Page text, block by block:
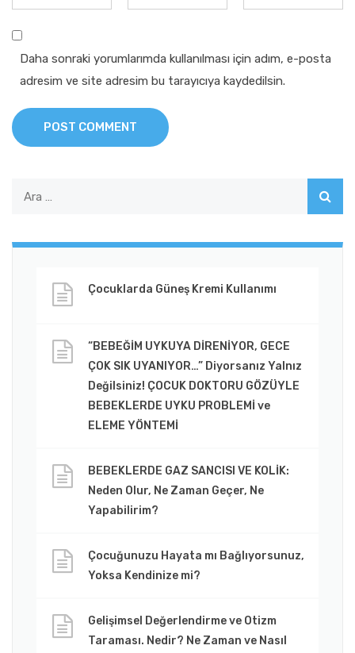
Daha sonraki yorumlarımda kullanılması için adım, e-posta
adresim ve site adresim bu tarayıcıya kaydedilsin.
POST COMMENT
Çocuklarda Güneş Kremi Kullanımı
“BEBEĞİM UYKUYA DİRENİYOR, GECE
ÇOK SIK UYANIYOR…” Diyorsanız Yalnız
Değilsiniz! ÇOCUK DOKTORU GÖZÜYLE
BEBEKLERDE UYKU PROBLEMİ ve
ELEME YÖNTEMİ
BEBEKLERDE GAZ SANCISI VE KOLİK:
Neden Olur, Ne Zaman Geçer, Ne
Yapabilirim?
Çocuğunuzu Hayata mı Bağlıyorsunuz,
Yoksa Kendinize mi?
Gelişimsel Değerlendirme ve Otizm
Taraması. Nedir? Ne Zaman ve Nasıl